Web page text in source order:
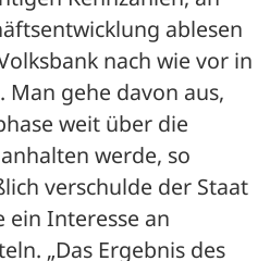
ablesen
nach wie vor in
gehe davon aus,
weit über die
werde, so
verschulde der Staat
ein Interesse an
„Das Ergebnis des